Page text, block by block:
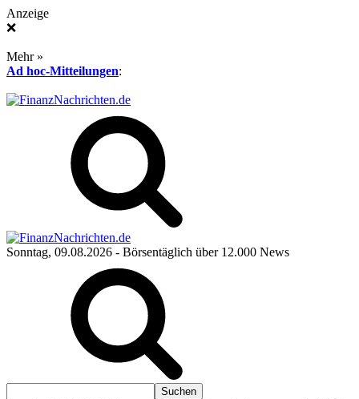
Anzeige
❌
Mehr »
Ad hoc-Mitteilungen:
Sonntag, 09.08.2026 - Börsentäglich über 12.000 News